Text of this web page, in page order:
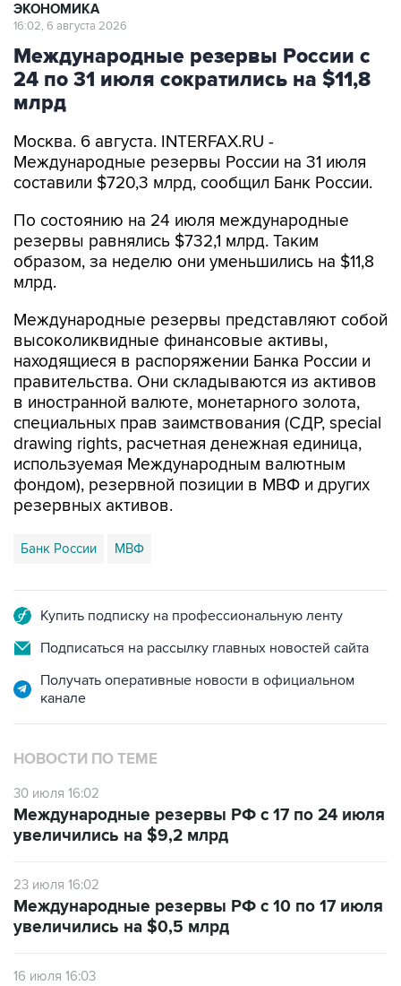
ЭКОНОМИКА
16:02, 6 августа 2026
Международные резервы России с
24 по 31 июля сократились на $11,8
млрд
Москва. 6 августа. INTERFAX.RU -
Международные резервы России на 31 июля
составили $720,3 млрд, сообщил Банк России.
По состоянию на 24 июля международные
резервы равнялись $732,1 млрд. Таким
образом, за неделю они уменьшились на $11,8
млрд.
Международные резервы представляют собой
высоколиквидные финансовые активы,
находящиеся в распоряжении Банка России и
правительства. Они складываются из активов
в иностранной валюте, монетарного золота,
специальных прав заимствования (СДР, special
drawing rights, расчетная денежная единица,
используемая Международным валютным
фондом), резервной позиции в МВФ и других
резервных активов.
Банк России МВФ
Купить подписку на профессиональную ленту
Подписаться на рассылку главных новостей сайта
Получать оперативные новости в официальном
канале
НОВОСТИ ПО ТЕМЕ
30 июля 16:02
Международные резервы РФ с 17 по 24 июля
увеличились на $9,2 млрд
23 июля 16:02
Международные резервы РФ с 10 по 17 июля
увеличились на $0,5 млрд
16 июля 16:03